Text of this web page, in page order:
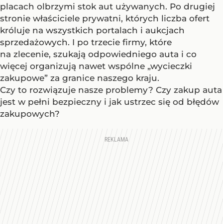
placach olbrzymi stok aut używanych. Po drugiej
stronie właściciele prywatni, których liczba ofert
króluje na wszystkich portalach i aukcjach
sprzedażowych. I po trzecie firmy, które
na zlecenie, szukają odpowiedniego auta i co
więcej organizują nawet wspólne „wycieczki
zakupowe” za granice naszego kraju.
Czy to rozwiązuje nasze problemy? Czy zakup auta
jest w pełni bezpieczny i jak ustrzec się od błędów
zakupowych?